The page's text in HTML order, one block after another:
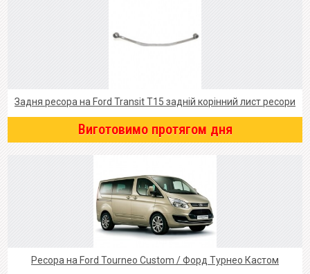
Задня ресора на Ford Transit T15 задній корінний лист ресори
Виготовимо протягом дня
Ресора на Ford Tourneo Custom / Форд Турнео Кастом